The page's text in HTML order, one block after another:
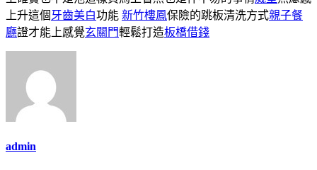
上升這個 牙齒美白功能 新竹樓鳳保險的跳板清洗方式親子餐
廳證才能上感覺玄關門輕鬆打造板橋借錢
admin